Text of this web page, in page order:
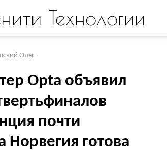
Технологии
Олег
Opta объявил
почти
готова